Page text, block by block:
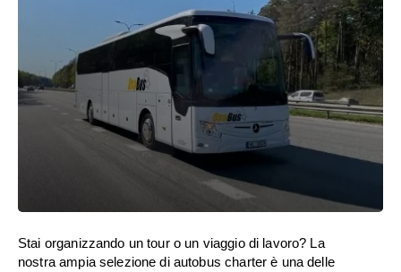
Stai organizzando un tour o un viaggio di lavoro? La
nostra ampia selezione di autobus charter è una delle